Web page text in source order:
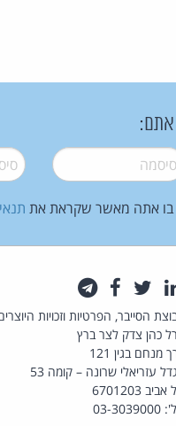
אתם:
*
אתה מאשר שקראת את
לינקדאין
טוויטרפייסבוק
הסייבר, הפרטיות וזכויות
כהן צדק לצר ברץ
מנחם בגין 121
עזריאלי שרונה – קומה 53
6701203